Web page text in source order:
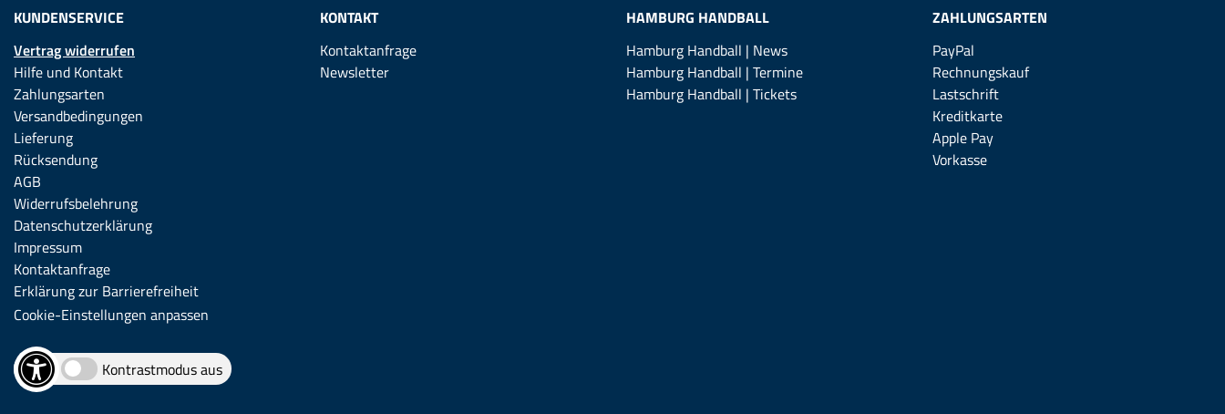
KUNDENSERVICE
Vertrag widerrufen
Hilfe und Kontakt
Zahlungsarten
Versandbedingungen
Lieferung
Rücksendung
AGB
Widerrufsbelehrung
Datenschutzerklärung
Impressum
Kontaktanfrage
Erklärung zur Barrierefreiheit
Cookie-Einstellungen anpassen
Kontrastmodus aus
KONTAKT
Kontaktanfrage
Newsletter
HAMBURG HANDBALL
Hamburg Handball | News
Hamburg Handball | Termine
Hamburg Handball | Tickets
ZAHLUNGSARTEN
PayPal
Rechnungskauf
Lastschrift
Kreditkarte
Apple Pay
Vorkasse